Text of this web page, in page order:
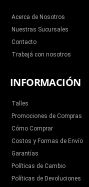
Acerca de Nosotros
Nuestras Sucursales
Contacto
Trabajá con nosotros
INFORMACIÓN
Talles
Promociones de Compras
Cómo Comprar
Costos y Formas de Envío
Garantías
Políticas de Cambio
Políticas de Devoluciones